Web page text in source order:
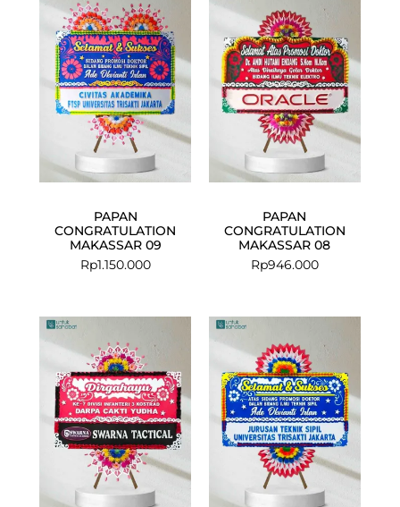
PAPAN
CONGRATULATION
MAKASSAR 09
Rp1.150.000
PAPAN
CONGRATULATION
MAKASSAR 08
Rp946.000